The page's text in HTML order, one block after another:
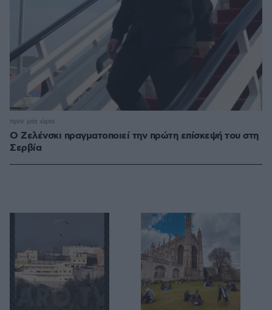
Ο Ζελένσκι πραγματοποιεί την πρώτη επίσκεψή του στη
Σερβία
πριν μία ώρα